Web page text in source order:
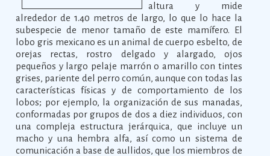
altura y mide
alrededor de 1.40 metros de largo, lo que lo hace la
subespecie de menor tamaño de este mamífero. El
lobo gris mexicano es un animal de cuerpo esbelto, de
orejas rectas, rostro delgado y alargado, ojos
pequeños y largo pelaje marrón o amarillo con tintes
grises, pariente del perro común, aunque con todas las
características físicas y de comportamiento de los
lobos; por ejemplo, la organización de sus manadas,
conformadas por grupos de dos a diez individuos, con
una compleja estructura jerárquica, que incluye un
macho y una hembra alfa, así como un sistema de
comunicación a base de aullidos, que los miembros de